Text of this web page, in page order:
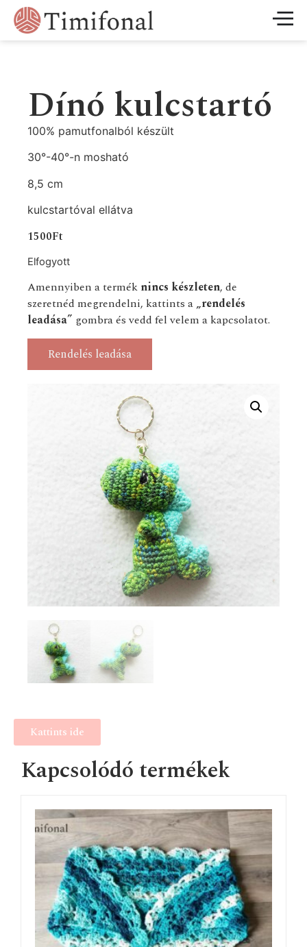
Dínó kulcstartó
100% pamutfonalból készült
30°-40°-n mosható
8,5 cm
kulcstartóval ellátva
1500Ft
Elfogyott
Amennyiben a termék nincs készleten, de
szeretnéd megrendelni, kattints a „rendelés
leadása” gombra és vedd fel velem a kapcsolatot.
Rendelés leadása
Kattints ide
Kapcsolódó termékek